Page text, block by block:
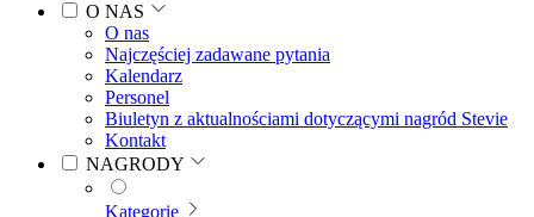
O NAS
O nas
Najczęściej zadawane pytania
Kalendarz
Personel
Biuletyn z aktualnościami dotyczącymi nagród Stevie
Kontakt
NAGRODY
Kategorie